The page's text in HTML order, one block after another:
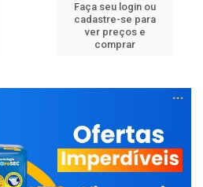
Faça seu login ou
cadastre-se para
ver preços e
comprar